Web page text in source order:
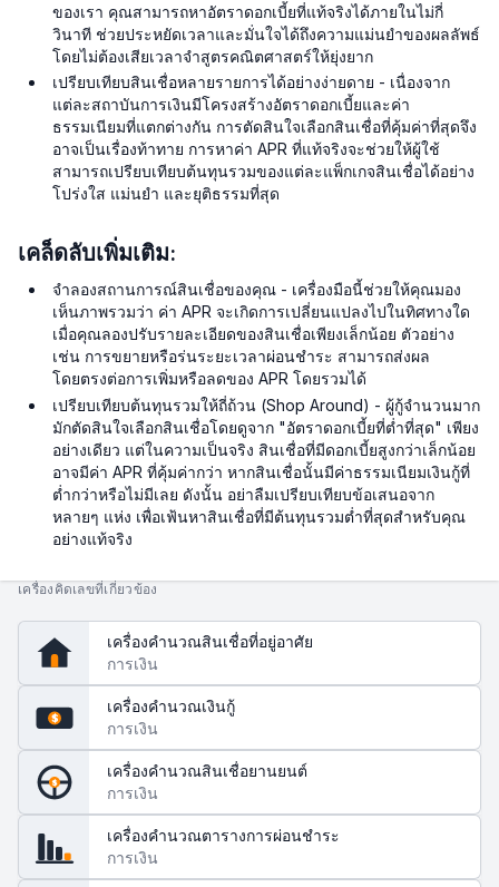
ของเรา คุณสามารถหาอัตราดอกเบี้ยที่แท้จริงได้ภายในไม่กี่
วินาที ช่วยประหยัดเวลาและมั่นใจได้ถึงความแม่นยำของผลลัพธ์
โดยไม่ต้องเสียเวลาจำสูตรคณิตศาสตร์ให้ยุ่งยาก
เปรียบเทียบสินเชื่อหลายรายการได้อย่างง่ายดาย - เนื่องจาก
แต่ละสถาบันการเงินมีโครงสร้างอัตราดอกเบี้ยและค่า
ธรรมเนียมที่แตกต่างกัน การตัดสินใจเลือกสินเชื่อที่คุ้มค่าที่สุดจึง
อาจเป็นเรื่องท้าทาย การหาค่า APR ที่แท้จริงจะช่วยให้ผู้ใช้
สามารถเปรียบเทียบต้นทุนรวมของแต่ละแพ็กเกจสินเชื่อได้อย่าง
โปร่งใส แม่นยำ และยุติธรรมที่สุด
เคล็ดลับเพิ่มเติม:
จำลองสถานการณ์สินเชื่อของคุณ - เครื่องมือนี้ช่วยให้คุณมอง
เห็นภาพรวมว่า ค่า APR จะเกิดการเปลี่ยนแปลงไปในทิศทางใด
เมื่อคุณลองปรับรายละเอียดของสินเชื่อเพียงเล็กน้อย ตัวอย่าง
เช่น การขยายหรือร่นระยะเวลาผ่อนชำระ สามารถส่งผล
โดยตรงต่อการเพิ่มหรือลดของ APR โดยรวมได้
เปรียบเทียบต้นทุนรวมให้ถี่ถ้วน (Shop Around) - ผู้กู้จำนวนมาก
มักตัดสินใจเลือกสินเชื่อโดยดูจาก "อัตราดอกเบี้ยที่ต่ำที่สุด" เพียง
อย่างเดียว แต่ในความเป็นจริง สินเชื่อที่มีดอกเบี้ยสูงกว่าเล็กน้อย
อาจมีค่า APR ที่คุ้มค่ากว่า หากสินเชื่อนั้นมีค่าธรรมเนียมเงินกู้ที่
ต่ำกว่าหรือไม่มีเลย ดังนั้น อย่าลืมเปรียบเทียบข้อเสนอจาก
หลายๆ แห่ง เพื่อเฟ้นหาสินเชื่อที่มีต้นทุนรวมต่ำที่สุดสำหรับคุณ
อย่างแท้จริง
เครื่องคิดเลขที่เกี่ยวข้อง
เครื่องคำนวณสินเชื่อที่อยู่อาศัย
การเงิน
$
เครื่องคำนวณเงินกู้
การเงิน
$
เครื่องคำนวณสินเชื่อยานยนต์
การเงิน
เครื่องคำนวณตารางการผ่อนชำระ
การเงิน